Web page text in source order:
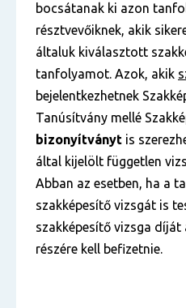
bocsátanak ki azon
résztvevőiknek, akik
általuk kiválasztott
tanfolyamot. Azok, akik
bejelentkezhetnek
Tanúsítvány mellé
bizonyítványt is
által kijelölt független
Abban az esetben, ha a
szakképesítő vizsgát is
szakképesítő vizsga
részére kell befizetnie.